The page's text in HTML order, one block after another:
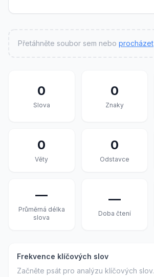
Přetáhněte soubor sem nebo procházet
0
Slova
0
Znaky
0
Věty
0
Odstavce
—
Průměrná délka
slova
—
Doba čtení
Frekvence klíčových slov
Začněte psát pro analýzu klíčových slov.